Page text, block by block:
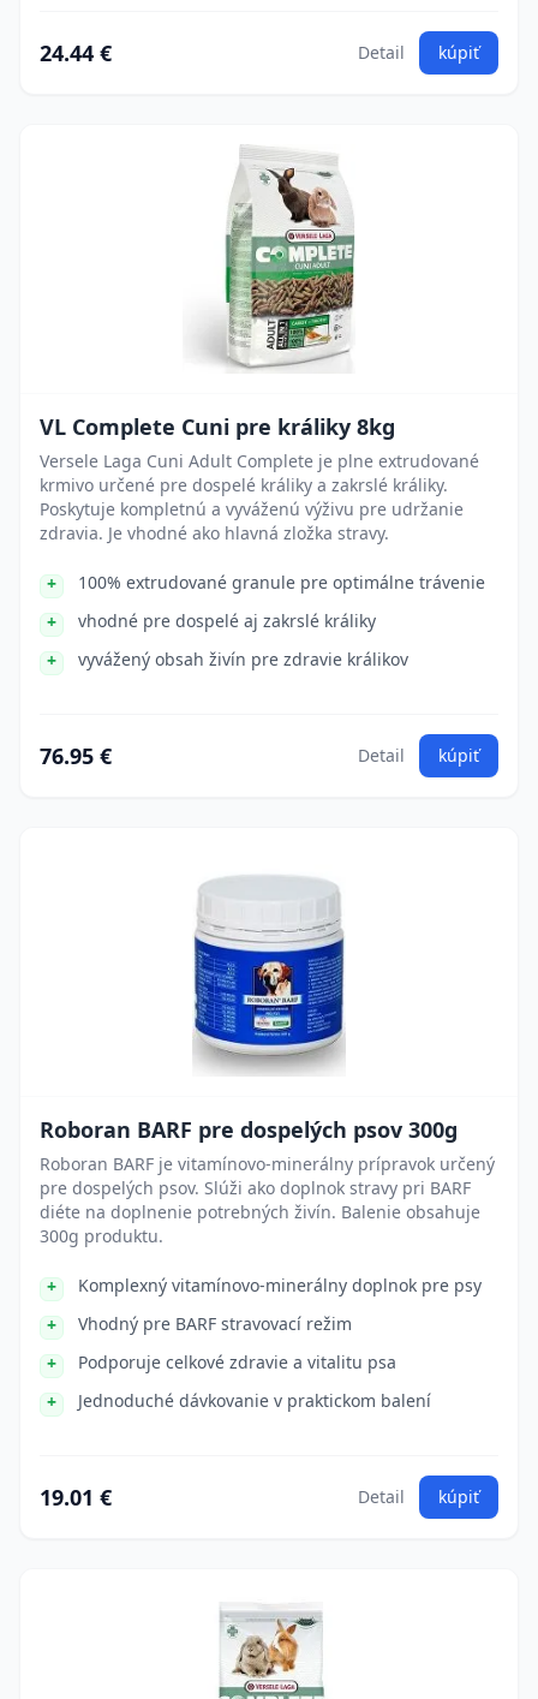
24.44 € Detail kúpiť
VL Complete Cuni pre králiky 8kg
Versele Laga Cuni Adult Complete je plne extrudované
krmivo určené pre dospelé králiky a zakrslé králiky.
Poskytuje kompletnú a vyváženú výživu pre udržanie
zdravia. Je vhodné ako hlavná zložka stravy.
100% extrudované granule pre optimálne trávenie
vhodné pre dospelé aj zakrslé králiky
vyvážený obsah živín pre zdravie králikov
76.95 € Detail kúpiť
Roboran BARF pre dospelých psov 300g
Roboran BARF je vitamínovo-minerálny prípravok určený
pre dospelých psov. Slúži ako doplnok stravy pri BARF
diéte na doplnenie potrebných živín. Balenie obsahuje
300g produktu.
Komplexný vitamínovo-minerálny doplnok pre psy
Vhodný pre BARF stravovací režim
Podporuje celkové zdravie a vitalitu psa
Jednoduché dávkovanie v praktickom balení
19.01 € Detail kúpiť